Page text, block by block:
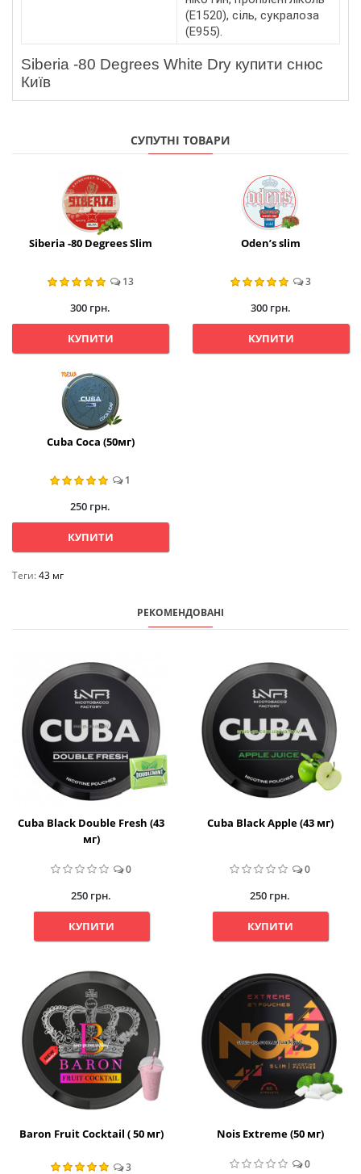
(E1520), сіль, сукралоза
(E955).
Siberia -80 Degrees White Dry купити снюс
Київ
СУПУТНІ ТОВАРИ
Siberia -80 Degrees Slim
13
300 грн.
КУПИТИ
Oden’s slim
3
300 грн.
КУПИТИ
Cuba Coca (50мг)
1
250 грн.
КУПИТИ
Теги:43 мг
РЕКОМЕНДОВАНІ
Cuba Black Double Fresh (43
мг)
0
250 грн.
КУПИТИ
Cuba Black Apple (43 мг)
0
250 грн.
КУПИТИ
Baron Fruit Cocktail ( 50 мг)
3
Nois Extreme (50 мг)
0